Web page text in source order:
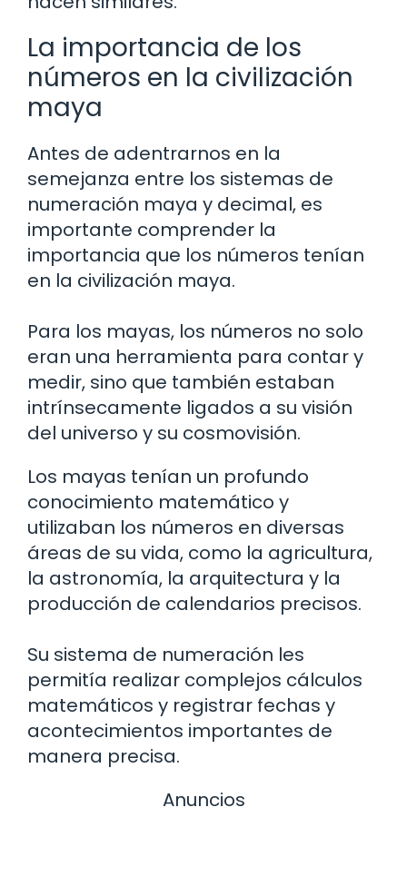
La importancia de los
números en la civilización
maya
Antes de adentrarnos en la
semejanza entre los sistemas de
numeración maya y decimal, es
importante comprender la
importancia que los números tenían
en la civilización maya.
Para los mayas, los números no solo
eran una herramienta para contar y
medir, sino que también estaban
intrínsecamente ligados a su visión
del universo y su cosmovisión.
Los mayas tenían un profundo
conocimiento matemático y
utilizaban los números en diversas
áreas de su vida, como la agricultura,
la astronomía, la arquitectura y la
producción de calendarios precisos.
Su sistema de numeración les
permitía realizar complejos cálculos
matemáticos y registrar fechas y
acontecimientos importantes de
manera precisa.
Anuncios